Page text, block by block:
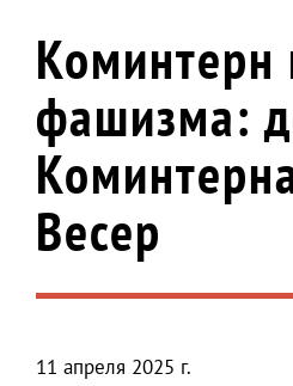
Коминтерн
фашизма:
Весер
11 апреля 2025 г.